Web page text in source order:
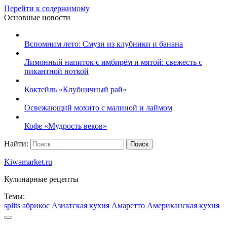
Перейти к содержимому
Основные новости
Вспомним лето: Смузи из клубники и банана
Лимонный напиток с имбирём и мятой: свежесть с
пикантной ноткой
Коктейль «Клубничный рай»
Освежающий мохито с малиной и лаймом
Кофе «Мудрость веков»
Найти:
Kiwamarket.ru
Кулинарные рецепты
Темы:
splits абрикос Азиатская кухня Амаретто Американская кухня